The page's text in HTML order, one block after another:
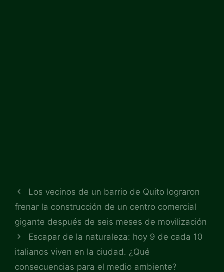
Los vecinos de un barrio de Quito lograron
frenar la construcción de un centro comercial
gigante después de seis meses de movilización
Escapar de la naturaleza: hoy 9 de cada 10
italianos viven en la ciudad. ¿Qué
consecuencias para el medio ambiente?